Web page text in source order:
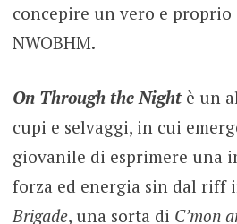
concepire un vero e
NWOBHM.
On Through the Nightè un
cupi e selvaggi, in cui
giovanile di esprimere una
forza ed energia sin dal
Brigade, una sorta di C’mon